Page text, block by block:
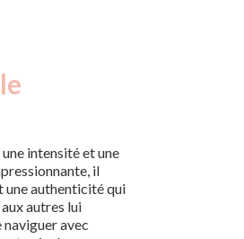
intensité et une
il
une authenticité qui
autres lui
avec